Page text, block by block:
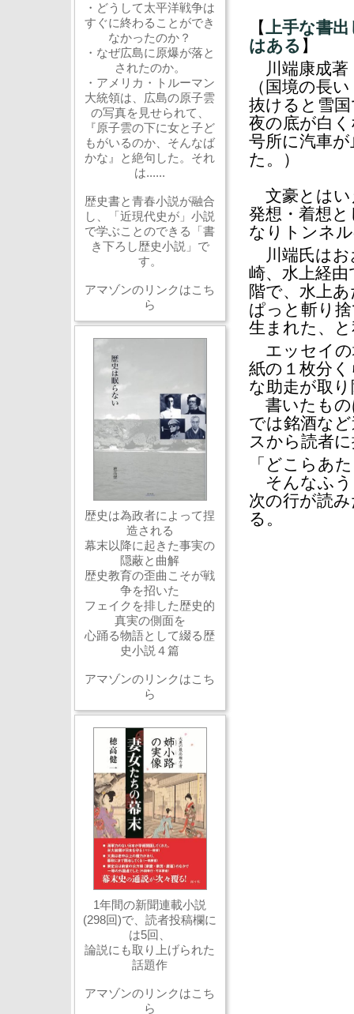
【上手な書
はある 】
川端康成著
（国境の長
抜けると雪
夜の底が白
号所に汽車
た。）
文豪とはい
発想・着想
なりトンネ
川端氏はお
崎、水上経
階で、水上
ぱっと斬り
生まれた、
エッセイの
紙の１枚分
な助走が取
書いたもの
では銘酒な
スから読者
「どこらあ
そんなふう
次の行が読
る。
・どうして太平洋戦争は
すぐに終わることができ
なかったのか？
・なぜ広島に原爆が落と
されたのか。
・アメリカ・トルーマン
大統領は、広島の原子雲
の写真を見せられて、
『原子雲の下に女と子ど
もがいるのか、そんなば
かな』と絶句した。それ
は......
歴史書と青春小説が融合
し、「近現代史が」小説
で学ぶことのできる「書
き下ろし歴史小説」で
す。
アマゾンのリンクはこち
ら
歴史は為政者によって捏
造される
幕末以降に起きた事実の
隠蔽と曲解
歴史教育の歪曲こそが戦
争を招いた
フェイクを排した歴史的
真実の側面を
心踊る物語として綴る歴
史小説４篇
アマゾンのリンクはこち
ら
1年間の新聞連載小説
(298回)で、読者投稿欄に
は5回、
論説にも取り上げられた
話題作
アマゾンのリンクはこち
ら